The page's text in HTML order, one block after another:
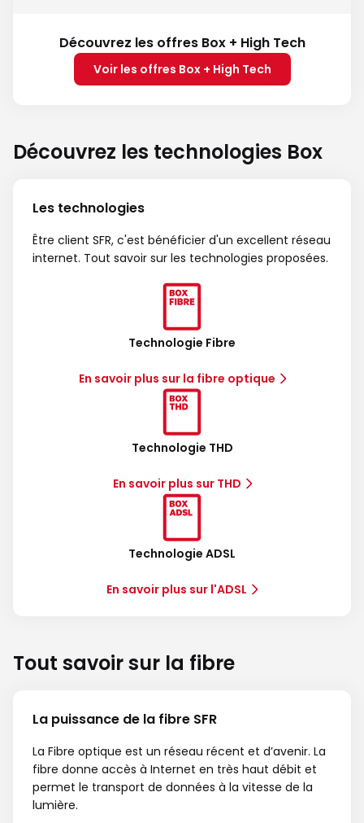
Découvrez les offres Box + High Tech
Voir les offres Box + High Tech
Découvrez les technologies Box
Les technologies
Être client SFR, c'est bénéficier d'un excellent réseau
internet. Tout savoir sur les technologies proposées.
Technologie Fibre
En savoir plus sur la fibre optique
Technologie THD
En savoir plus sur THD
Technologie ADSL
En savoir plus sur l'ADSL
Tout savoir sur la fibre
La puissance de la fibre SFR
La Fibre optique est un réseau récent et d’avenir. La
fibre donne accès à Internet en très haut débit et
permet le transport de données à la vitesse de la
lumière.